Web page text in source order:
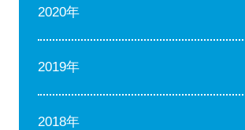
2020年
2019年
2018年